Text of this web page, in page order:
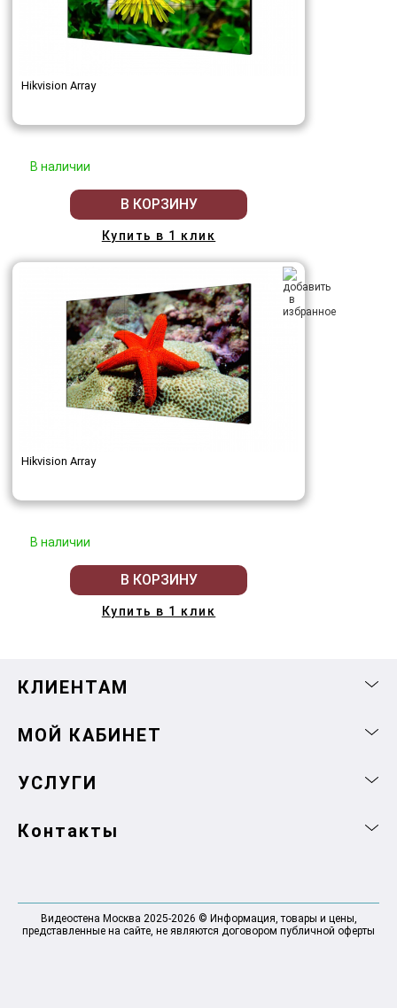
Hikvision Array
В наличии
В КОРЗИНУ
Купить в 1 клик
Hikvision Array
В наличии
В КОРЗИНУ
Купить в 1 клик
КЛИЕНТАМ
МОЙ КАБИНЕТ
УСЛУГИ
Контакты
Видеостена Москва 2025-2026 © Информация, товары и цены,
представленные на сайте, не являются договором публичной оферты